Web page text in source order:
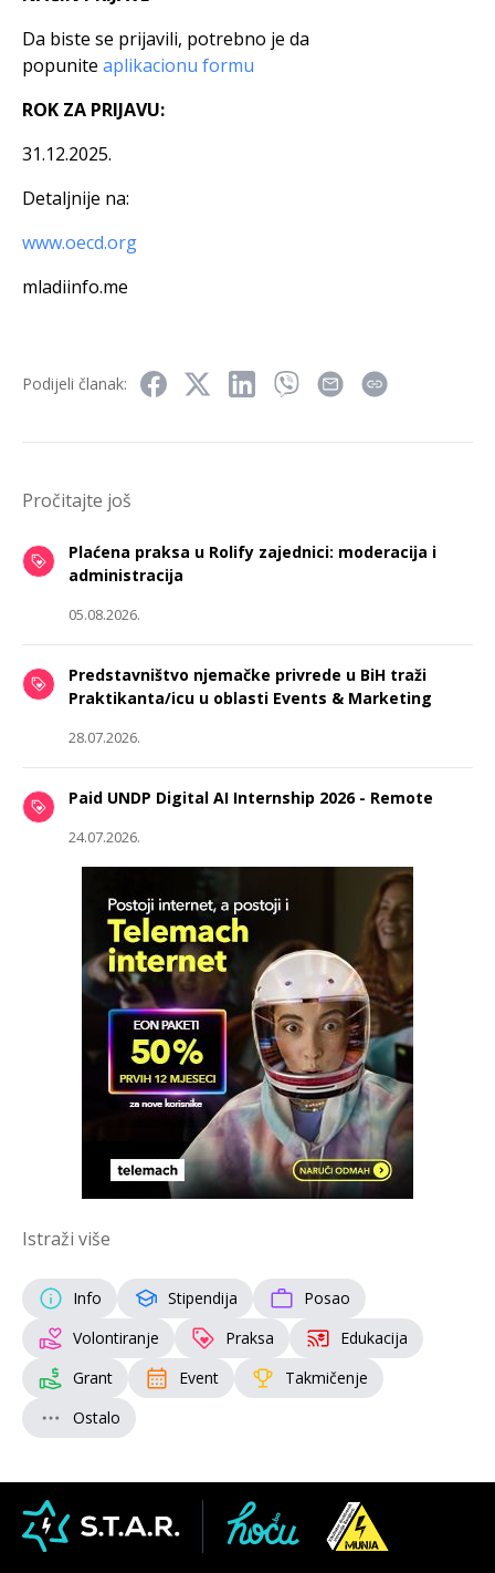
Da biste se prijavili, potrebno je da
popunite aplikacionu formu
ROK ZA PRIJAVU:
31.12.2025.
Detaljnije na:
www.oecd.org
mladiinfo.me
Podijeli članak:
Pročitajte još
Plaćena praksa u Rolify zajednici: moderacija i
administracija
05.08.2026.
Predstavništvo njemačke privrede u BiH traži
Praktikanta/icu u oblasti Events & Marketing
28.07.2026.
Paid UNDP Digital AI Internship 2026 - Remote
24.07.2026.
Istraži više
Info Stipendija
Posao
Volontiranje
Praksa
Edukacija
Grant
Event
Takmičenje
Ostalo